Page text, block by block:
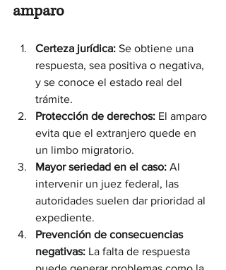
amparo
Certeza jurídica: Se obtiene una
respuesta, sea positiva o negativa,
y se conoce el estado real del
trámite.
Protección de derechos: El amparo
evita que el extranjero quede en
un limbo migratorio.
Mayor seriedad en el caso: Al
intervenir un juez federal, las
autoridades suelen dar prioridad al
expediente.
Prevención de consecuencias
negativas: La falta de respuesta